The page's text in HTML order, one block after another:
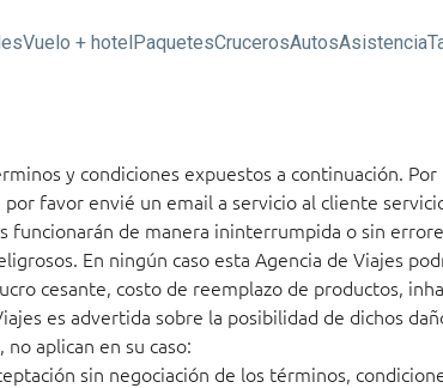
Vuelo + hotelPaquetesCrucerosAutosAsistencia
y condiciones expuestos a continuación.
favor envié un email a servicio al cliente
funcionarán de manera ininterrumpida o sin
En ningún caso esta Agencia de Viajes
cesante, costo de reemplazo de productos,
es advertida sobre la posibilidad de dichos
aplican en su caso:
sin negociación de los términos,